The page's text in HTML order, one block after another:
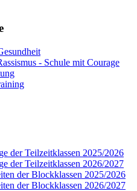
- Schule mit Courage
der Teilzeitklassen 2025/2026
der Teilzeitklassen 2026/2027
der Blockklassen 2025/2026
der Blockklassen 2026/2027